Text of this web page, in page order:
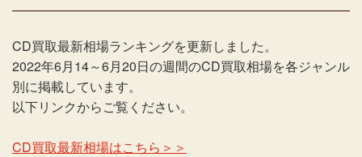
CD買取最新相場ランキングを更新しました。
2022年6月14～6月20日の週間のCD買取相場を各ジャンル
別に掲載しています。
以下リンクからご覧ください。
CD買取最新相場はこちら＞＞